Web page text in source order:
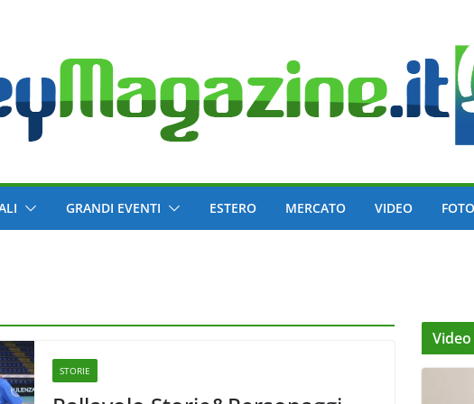
GRANDI EVENTI ESTERO MERCATO VIDEO FOTO
STORIE
Video